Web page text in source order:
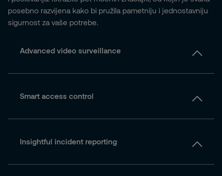
posebno razvijena kako bi pružila pametniju i jednostavniju
sigurnost za vaše potrebe.
Advanced video surveillance
Smart access control
Insightful incident reporting